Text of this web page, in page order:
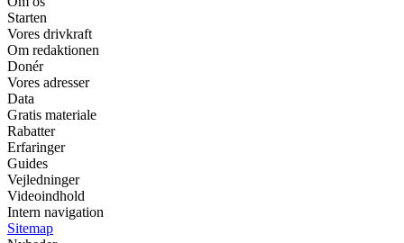
Starten
Vores drivkraft
Om redaktionen
Donér
Vores adresser
Data
Gratis materiale
Rabatter
Erfaringer
Guides
Vejledninger
Videoindhold
Intern navigation
Sitemap